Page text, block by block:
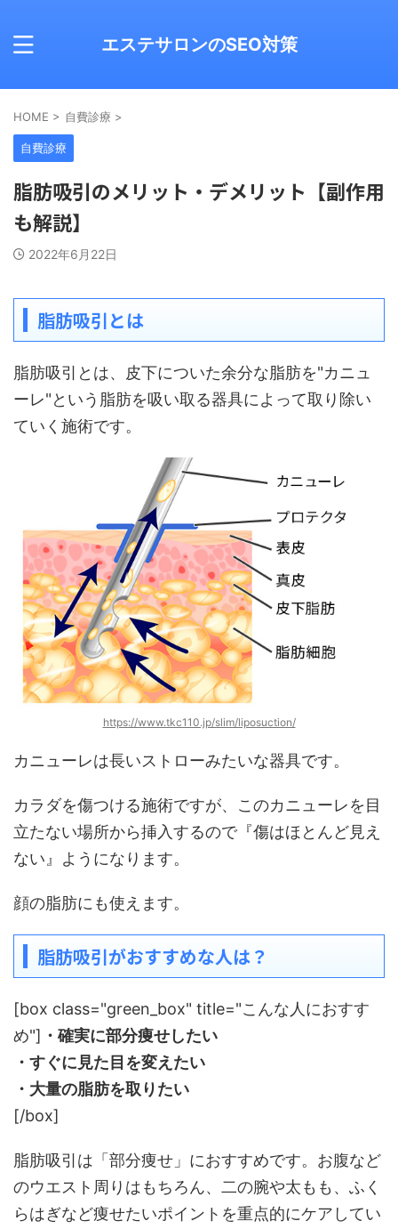
エステサロンのSEO対策
HOME > 自費診療 >
自費診療
脂肪吸引のメリット・デメリット【副作用
も解説】
2022年6月22日
脂肪吸引とは
脂肪吸引とは、皮下についた余分な脂肪を"カニュ
ーレ"という脂肪を吸い取る器具によって取り除い
ていく施術です。
https://www.tkc110.jp/slim/liposuction/
カニューレは長いストローみたいな器具です。
カラダを傷つける施術ですが、このカニューレを目
立たない場所から挿入するので『傷はほとんど見え
ない』ようになります。
顔の脂肪にも使えます。
脂肪吸引がおすすめな人は？
[box class="green_box" title="こんな人におすす
め"] ・確実に部分痩せしたい
・すぐに見た目を変えたい
・大量の脂肪を取りたい
[/box]
脂肪吸引は「部分痩せ」におすすめです。お腹など
のウエスト周りはもちろん、二の腕や太もも、ふく
らはぎなど痩せたいポイントを重点的にケアしてい